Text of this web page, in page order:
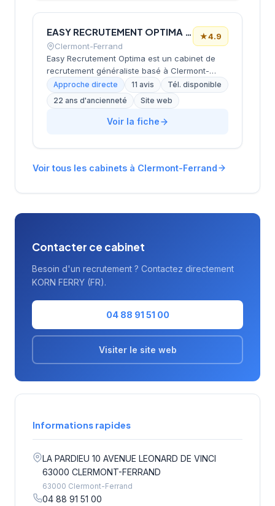
EASY RECRUTEMENT OPTIMA (EASY RECRUTEMENT OPTIMA)
Clermont-Ferrand
★4.9
Easy Recrutement Optima est un cabinet de
recrutement généraliste basé à Clermont-
Ferrand, spécialisé dans l'accompagnement
des TPE, PME, associations et collectivités. Fort
de plus de 15 ans d'expérience, le cabinet
propose des services complets de
s'adapte aux besoins spécifiques de chaque
structures de petite et moyenne taille.
Approche directe 11 avis
Tél. disponible
22 ans d'ancienneté
Site web
Voir la fiche
Voir tous les cabinets à Clermont-Ferrand
Contacter ce cabinet
Besoin d'un recrutement ? Contactez directement
KORN FERRY (FR).
04 88 91 51 00
Visiter le site web
Informations rapides
LA PARDIEU 10 AVENUE LEONARD DE VINCI
63000 CLERMONT-FERRAND
63000 Clermont-Ferrand
04 88 91 51 00